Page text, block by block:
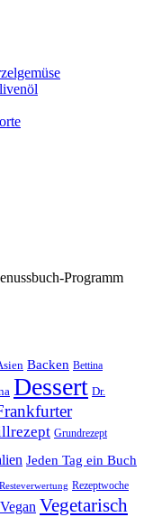
Programm
Backen Bettina
Dessert Dr.
Grundrezept
Jeden Tag ein Buch
Resteverwertung Rezeptwoche
Vegan Vegetarisch